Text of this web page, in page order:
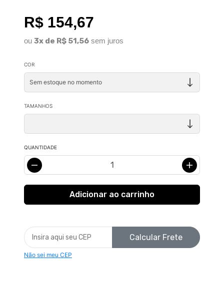
R$ 154,67
ou 3x de R$ 51,56 sem juros
COR
TAMANHOS
QUANTIDADE
Calcular Frete
Não sei meu CEP